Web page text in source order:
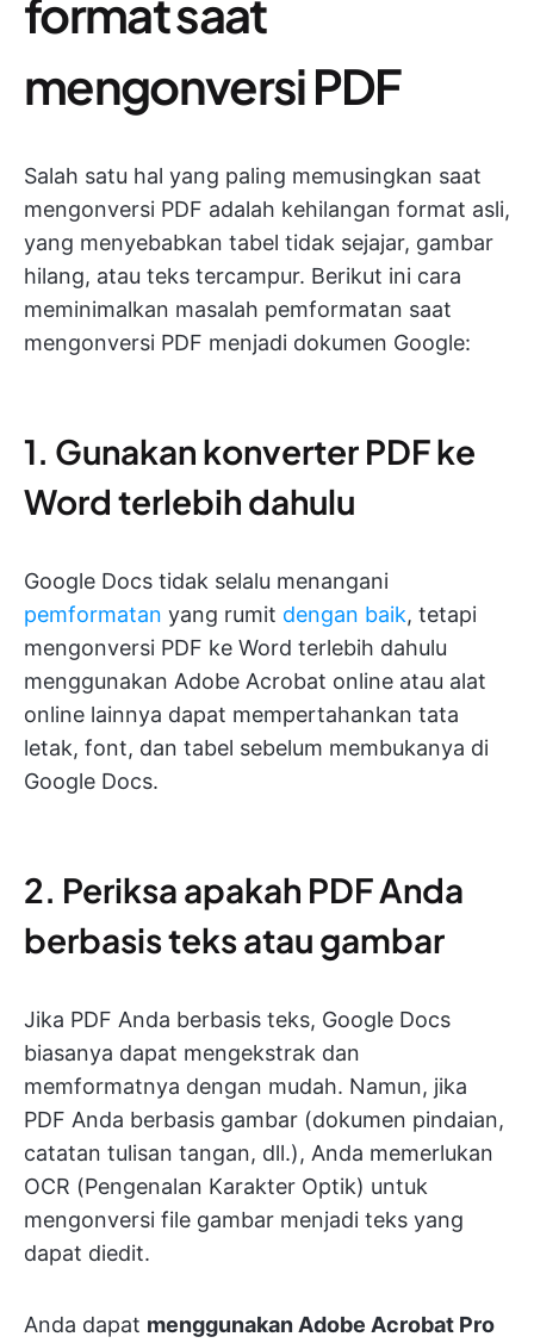
format saat
mengonversi PDF
Salah satu hal yang paling memusingkan saat
mengonversi PDF adalah kehilangan format asli,
yang menyebabkan tabel tidak sejajar, gambar
hilang, atau teks tercampur. Berikut ini cara
meminimalkan masalah pemformatan saat
mengonversi PDF menjadi dokumen Google:
1. Gunakan konverter PDF ke
Word terlebih dahulu
Google Docs tidak selalu menangani
pemformatan yang rumit dengan baik, tetapi
mengonversi PDF ke Word terlebih dahulu
menggunakan Adobe Acrobat online atau alat
online lainnya dapat mempertahankan tata
letak, font, dan tabel sebelum membukanya di
Google Docs.
2. Periksa apakah PDF Anda
berbasis teks atau gambar
Jika PDF Anda berbasis teks, Google Docs
biasanya dapat mengekstrak dan
memformatnya dengan mudah. Namun, jika
PDF Anda berbasis gambar (dokumen pindaian,
catatan tulisan tangan, dll.), Anda memerlukan
OCR (Pengenalan Karakter Optik) untuk
mengonversi file gambar menjadi teks yang
dapat diedit.
Anda dapat menggunakan Adobe Acrobat Pro